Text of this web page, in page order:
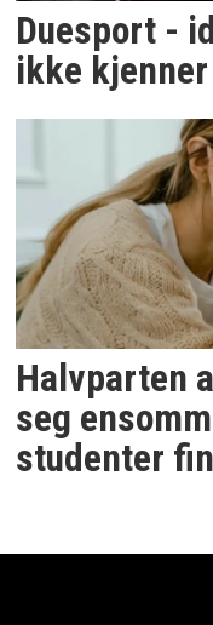
Duesport -
ikke kjenner
Halvparten
seg
studenter